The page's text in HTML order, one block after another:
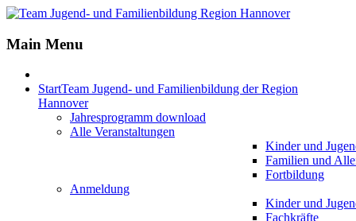
Main Menu
StartTeam Jugend- und Familienbildung der Region
Hannover
Jahresprogramm download
Alle Veranstaltungen
Kinder und
Familien und
Fortbildung
Anmeldung
Kinder und
Fachkräfte
Jahr
Monat
Jahr
Monat